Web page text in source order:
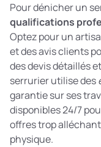
Pour dénicher un
qualifications
Optez pour un
et des avis clients
des devis détaillés
serrurier utilise des
garantie sur ses
disponibles 24/7
offres trop
physique.